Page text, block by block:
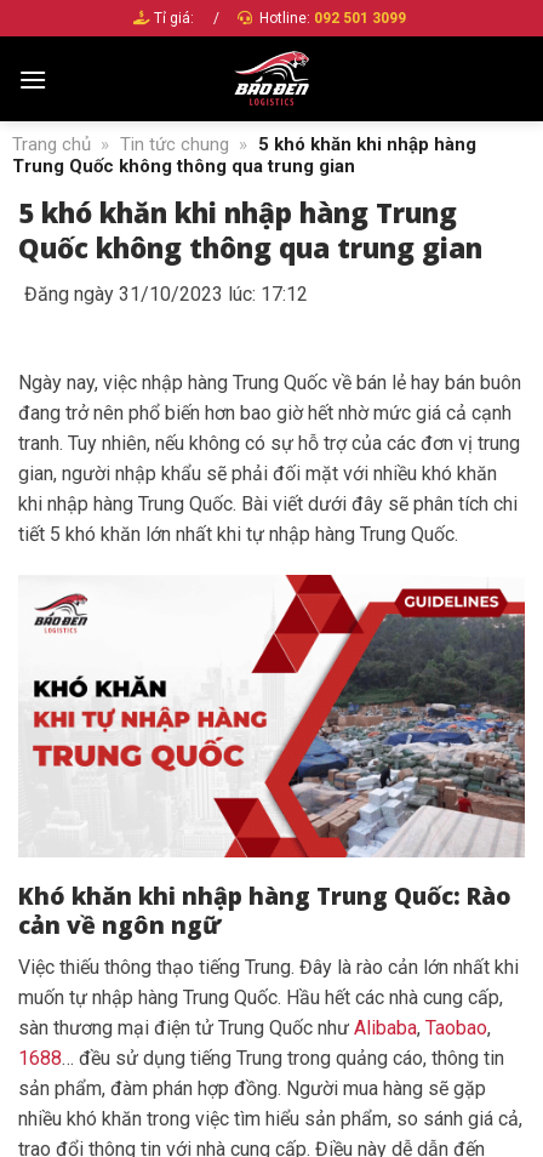
nội
Tỉ giá: / Hotline: 092 501 3099
Trang chủ » Tin tức chung »
5 khó khăn khi nhập hàng
Trung Quốc không thông qua trung gian
5 khó khăn khi nhập hàng Trung
Quốc không thông qua trung gian
Đăng ngày 31/10/2023 lúc: 17:12
Ngày nay, việc nhập hàng Trung Quốc về bán lẻ hay bán buôn
đang trở nên phổ biến hơn bao giờ hết nhờ mức giá cả cạnh
tranh. Tuy nhiên, nếu không có sự hỗ trợ của các đơn vị trung
gian, người nhập khẩu sẽ phải đối mặt với nhiều khó khăn
khi nhập hàng Trung Quốc. Bài viết dưới đây sẽ phân tích chi
tiết 5 khó khăn lớn nhất khi tự nhập hàng Trung Quốc.
Khó khăn khi nhập hàng Trung Quốc: Rào
cản về ngôn ngữ
Việc thiếu thông thạo tiếng Trung. Đây là rào cản lớn nhất khi
muốn tự nhập hàng Trung Quốc. Hầu hết các nhà cung cấp,
sàn thương mại điện tử Trung Quốc như Alibaba, Taobao,
1688… đều sử dụng tiếng Trung trong quảng cáo, thông tin
sản phẩm, đàm phán hợp đồng. Người mua hàng sẽ gặp
nhiều khó khăn trong việc tìm hiểu sản phẩm, so sánh giá cả,
trao đổi thông tin với nhà cung cấp. Điều này dễ dẫn đến